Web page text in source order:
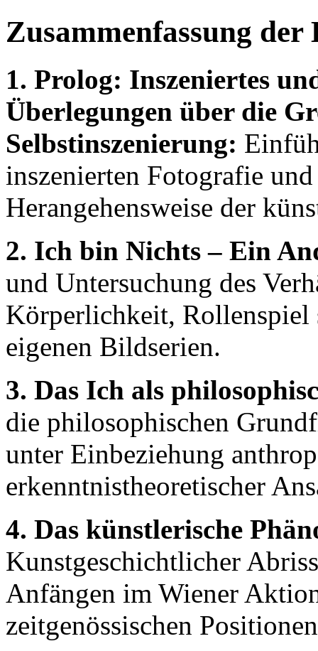
Zusammenfassung der
1. Prolog: Inszeniertes
Überlegungen über die
Selbstinszenierung:
inszenierten Fotografie
Herangehensweise der
2. Ich bin Nichts – Ein
und Untersuchung des
Körperlichkeit,
eigenen Bildserien.
3. Das Ich als
die philosophischen
unter Einbeziehung
erkenntnistheoretischer
4. Das künstlerische
Kunstgeschichtlicher
Anfängen im Wiener
zeitgenössischen